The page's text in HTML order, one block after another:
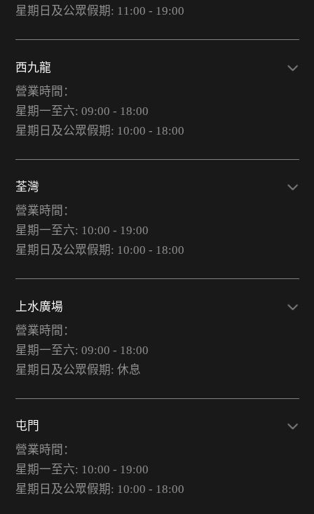
星期日及公眾假期: 11:00 - 19:00
西九龍
營業時間：
星期一至六: 09:00 - 18:00
星期日及公眾假期: 10:00 - 18:00
荃灣
營業時間：
星期一至六: 10:00 - 19:00
星期日及公眾假期: 10:00 - 18:00
上水廣場
營業時間：
星期一至六: 09:00 - 18:00
星期日及公眾假期: 休息
屯門
營業時間：
星期一至六: 10:00 - 19:00
星期日及公眾假期: 10:00 - 18:00